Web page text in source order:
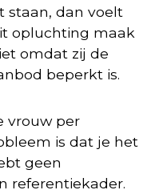
staan, dan voelt
opluchting maak
omdat zij de
beperkt is.
vrouw per
is dat je het
geen
referentiekader.